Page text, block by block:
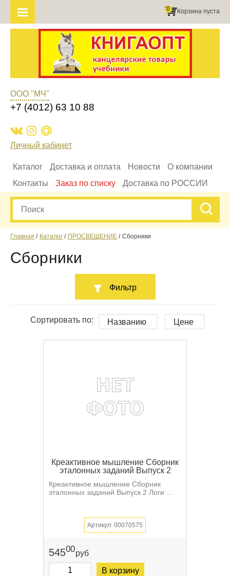
Корзина пуста
0
ООО "МЧ"
+7 (4012) 63 10 88
Личный кабинет
Каталог Доставка и оплата Новости
О компании
Контакты
Заказ по списку Доставка по РОССИИ
Главная Каталог ПРОСВЕЩЕНИЕ Сборники
Сборники
Фильтр
Сортировать по: Названию Цене
Креактивное мышление Сборник
эталонных заданий Выпуск 2
Креактивное мышление Сборник
эталонных заданий Выпуск 2 Логи ...
Артикул: 00070575
54500руб
В корзину